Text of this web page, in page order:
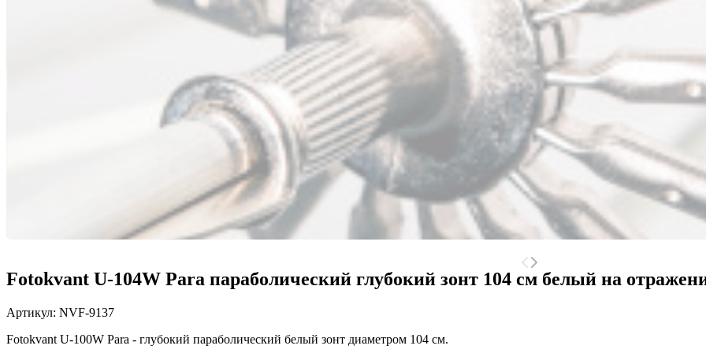
Fotokvant U-104W Para параболический глубокий зонт 104 см белый на
Артикул: NVF-9137
Fotokvant U-100W Para - глубокий параболический белый зонт диаметром 104 см.